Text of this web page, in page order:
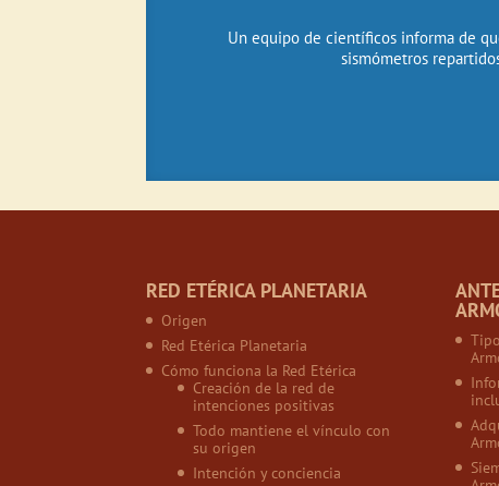
Un equipo de científicos informa de
sismómetros
RED ETÉRICA PLANETARIA
Origen
Red Etérica Planetaria
Cómo funciona la Red Etérica
Creación de la red de
intenciones positivas
Todo mantiene el vínculo con
su origen
Intención y conciencia